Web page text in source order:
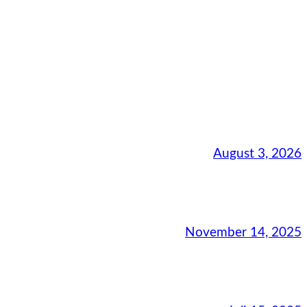
August 3, 2026
November 14, 2025